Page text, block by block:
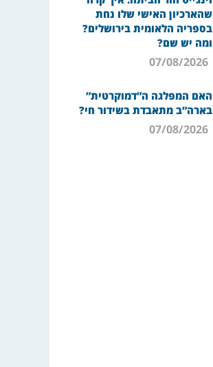
שהארכיון האישי שלו נחת
בספריה הלאומית בירושלים?
ומה יש שם?
07/08/2026
האם המפלגה ה”דמוקרטית”
בארה”ב מתאבדת בשידור חי?
07/08/2026